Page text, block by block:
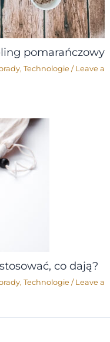
pomarańczowy
, Technologie / Leave a
co dają?
, Technologie / Leave a